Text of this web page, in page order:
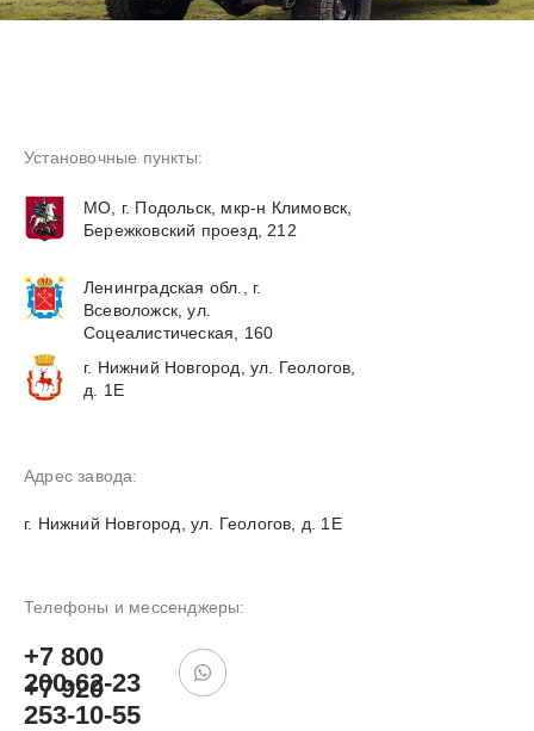
МО, г. Подольск, мкр-н Климовск,
Бережковский проезд, 212
Ленинградская обл., г.
Всеволожск, ул.
Соцеалистическая, 160
г. Нижний Новгород, ул. Геологов,
д. 1Е
г. Нижний Новгород, ул. Геологов, д. 1Е
Установочные пункты:
Телефоны и мессенджеры:
+7 800
200-62-23
+7 920
253-10-55
Адрес завода: